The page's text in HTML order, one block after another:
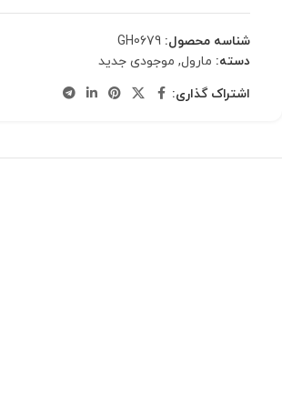
شناسه محصول: GH0679
دسته: مارول, موجودی جدید
اشتراک گذاری: